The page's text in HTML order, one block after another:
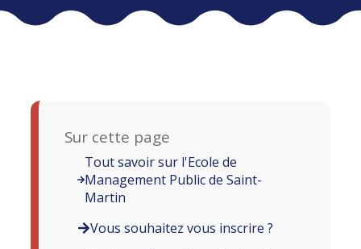
Sur cette page
Tout savoir sur l'Ecole de
Management Public de Saint-
Martin
Vous souhaitez vous inscrire ?